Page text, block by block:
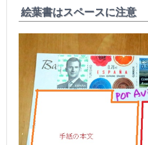
絵葉書はスペースに注意